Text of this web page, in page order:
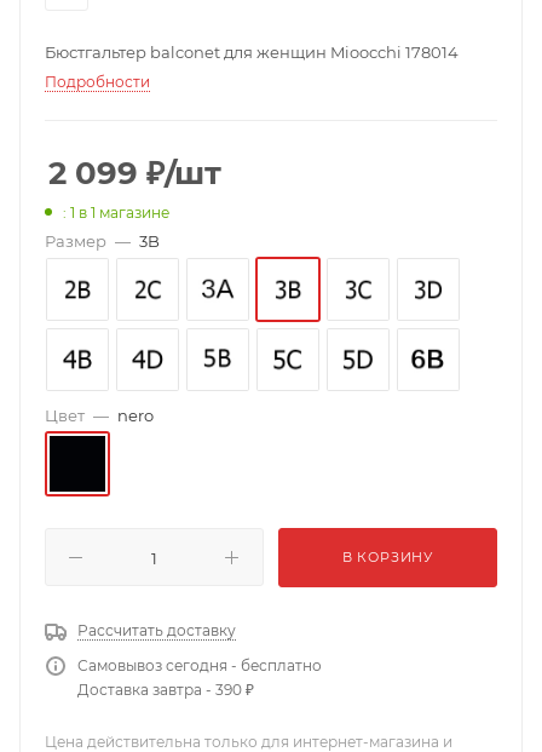
Бюстгальтер balconet для женщин Mioocchi 178014
Подробности
2 099 ₽/шт
: 1 в 1 магазине
Размер — 3B
Цвет — nero
В КОРЗИНУ
Рассчитать доставку
Самовывоз сегодня - бесплатно
Доставка завтра - 390 ₽
Цена действительна только для интернет-магазина и